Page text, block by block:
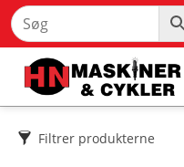
Filtrer produkterne